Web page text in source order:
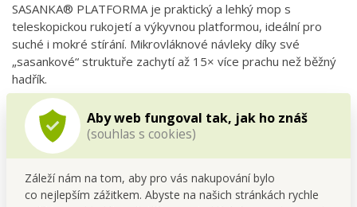
Aby web fungoval tak, jak ho znáš
(souhlas s cookies)
Záleží nám na tom, aby pro vás nakupování bylo
co nejlepším zážitkem. Abyste na našich stránkách rychle
SASANKA® PLATFORMA je praktický a lehký mop s
teleskopickou rukojetí a výkyvnou platformou, ideální pro
suché i mokré stírání. Mikrovláknové návleky díky své
„sasankové“ struktuře zachytí až 15× více prachu než běžný
hadřík.
Hodí se pro rychlý úklid prachu, vytírání velkých ploch,
mytí střešních a francouzských oken, kachliček v
koupelně i těžko dostupných míst
garážová vrata…).